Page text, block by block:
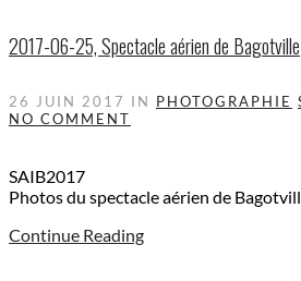
2017-06-25, Spectacle aérien de Bagotville
26 JUIN 2017 IN PHOTOGRAPHIE
NO COMMENT
SAIB2017
Photos du spectacle aérien de
Continue Reading